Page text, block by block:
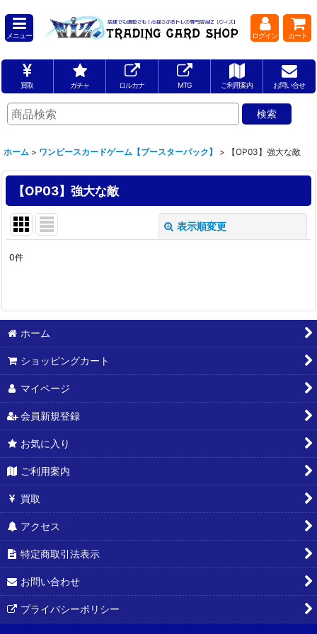
メニュー ログイン カート
買取 ガチャ ロルカナ MTG ご利用案内 お問い合せ
ホーム > ワンピースカードゲーム【ブースターパック】 > 【OP03】強大な敵
【OP03】強大な敵
表示順変更
0件
ホーム
ショッピングカート
マイページ
会員新規登録
お気に入り
ご利用案内
買取
アクセス
特定商取引法表示
お問い合わせ
プライバシーポリシー